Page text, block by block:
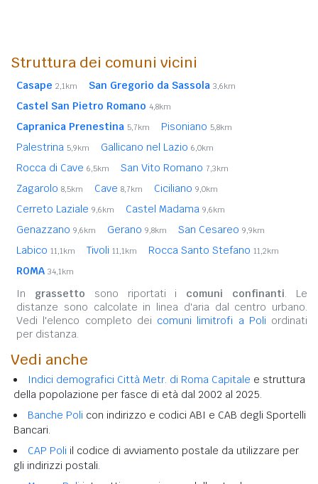
Struttura dei comuni vicini
Casape 2,1km San Gregorio da Sassola 3,6km
Castel San Pietro Romano 4,8km
Capranica Prenestina 5,7km Pisoniano 5,8km
Palestrina 5,9km Gallicano nel Lazio 6,0km
Rocca di Cave 6,5km San Vito Romano 7,3km
Zagarolo 8,5km Cave 8,7km Ciciliano 9,0km
Cerreto Laziale 9,6km Castel Madama 9,6km
Genazzano 9,6km Gerano 9,8km San Cesareo 9,9km
Labico 11,1km Tivoli 11,1km Rocca Santo Stefano 11,2km
ROMA 34,1km
In grassetto sono riportati i comuni confinanti. Le
distanze sono calcolate in linea d'aria dal centro urbano.
Vedi l'elenco completo dei comuni limitrofi a Poli ordinati
per distanza.
Vedi anche
Indici demografici Città Metr. di Roma Capitale e struttura
della popolazione per fasce di età dal 2002 al 2025.
Banche Poli con indirizzo e codici ABI e CAB degli Sportelli
Bancari.
CAP Poli il codice di avviamento postale da utilizzare per
gli indirizzi postali.